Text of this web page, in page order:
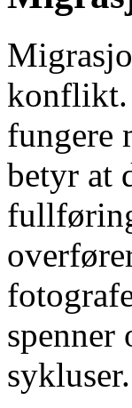
konflikt.
fungere
betyr at
spenner
sykluser.